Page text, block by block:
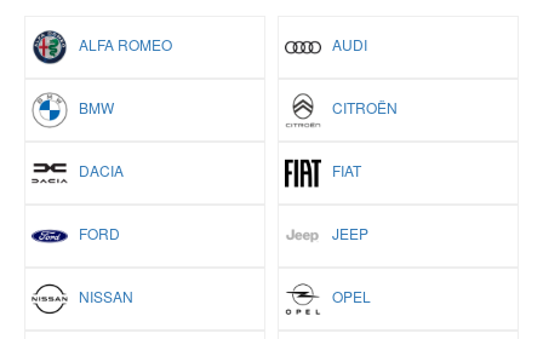
ALFA ROMEO AUDI
BMW CITROËN
DACIA FIAT
FORD JEEP
NISSAN OPEL